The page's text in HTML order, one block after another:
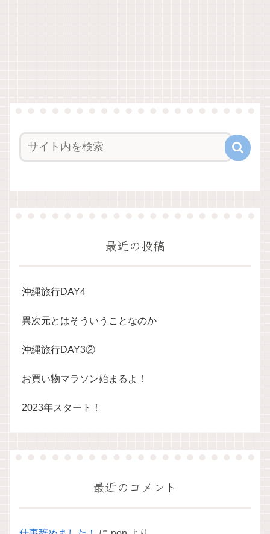
最近の投稿
沖縄旅行DAY4
異次元とはそういうことなのか
沖縄旅行DAY3②
お買い物マラソン始まるよ！
2023年スタート！
最近のコメント